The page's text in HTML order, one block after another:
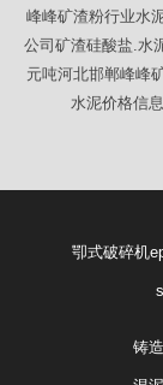
峰峰矿渣粉行业水
公司矿渣硅酸盐.水
元吨河北邯郸峰峰
水泥价格信
卾式破碎机
铸